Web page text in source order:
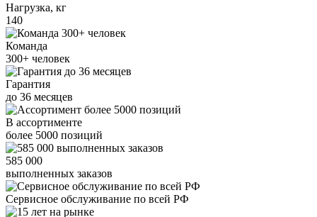
Нагрузка, кг
140
Команда
300+ человек
Гарантия
до 36 месяцев
В ассортименте
более 5000 позиций
585 000
выполненных заказов
Сервисное обслуживание по всей РФ